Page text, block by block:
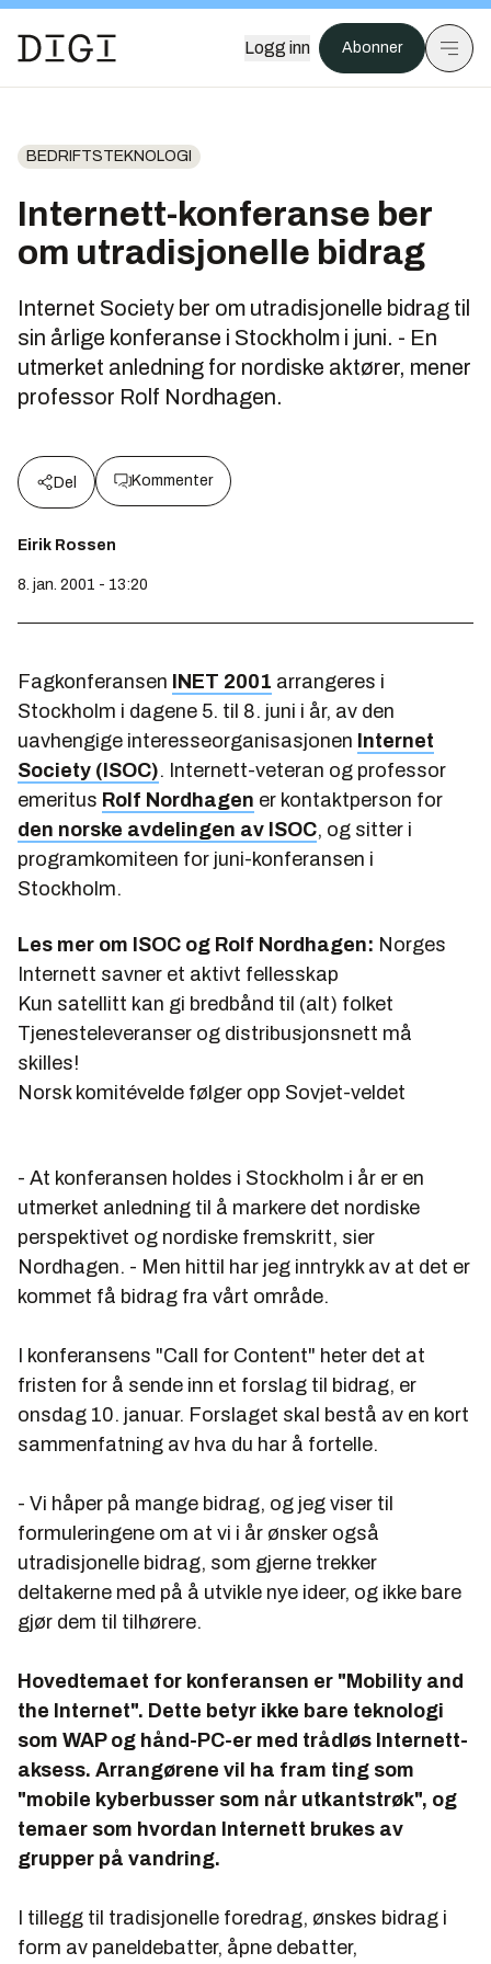
Logg inn Abonner
BEDRIFTSTEKNOLOGI
Internett-konferanse ber
om utradisjonelle bidrag
Internet Society ber om utradisjonelle bidrag til
sin årlige konferanse i Stockholm i juni. - En
utmerket anledning for nordiske aktører, mener
professor Rolf Nordhagen.
Del Kommenter
Eirik Rossen
8. jan. 2001 - 13:20
Fagkonferansen INET 2001 arrangeres i
Stockholm i dagene 5. til 8. juni i år, av den
uavhengige interesseorganisasjonen Internet
Society (ISOC). Internett-veteran og professor
emeritus Rolf Nordhagen er kontaktperson for
den norske avdelingen av ISOC, og sitter i
programkomiteen for juni-konferansen i
Stockholm.
Les mer om ISOC og Rolf Nordhagen: Norges
Internett savner et aktivt fellesskap
Kun satellitt kan gi bredbånd til (alt) folket
Tjenesteleveranser og distribusjonsnett må
skilles!
Norsk komitévelde følger opp Sovjet-veldet
- At konferansen holdes i Stockholm i år er en
utmerket anledning til å markere det nordiske
perspektivet og nordiske fremskritt, sier
Nordhagen. - Men hittil har jeg inntrykk av at det er
kommet få bidrag fra vårt område.
I konferansens "Call for Content" heter det at
fristen for å sende inn et forslag til bidrag, er
onsdag 10. januar. Forslaget skal bestå av en kort
sammenfatning av hva du har å fortelle.
- Vi håper på mange bidrag, og jeg viser til
formuleringene om at vi i år ønsker også
utradisjonelle bidrag, som gjerne trekker
deltakerne med på å utvikle nye ideer, og ikke bare
gjør dem til tilhørere.
Hovedtemaet for konferansen er "Mobility and
the Internet". Dette betyr ikke bare teknologi
som WAP og hånd-PC-er med trådløs Internett-
aksess. Arrangørene vil ha fram ting som
"mobile kyberbusser som når utkantstrøk", og
temaer som hvordan Internett brukes av
grupper på vandring.
I tillegg til tradisjonelle foredrag, ønskes bidrag i
form av paneldebatter, åpne debatter,